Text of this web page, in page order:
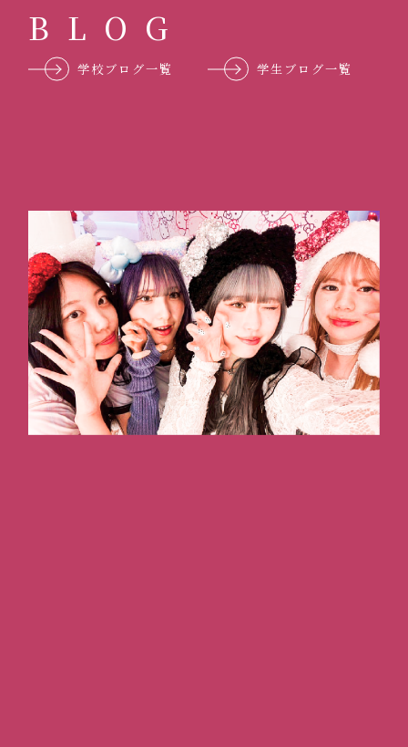
B L O G
学校ブログ一覧 学生ブログ一覧